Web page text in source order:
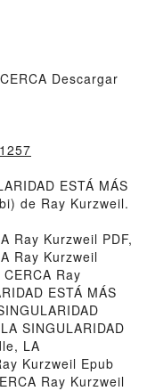
Descargar
ESTÁ MÁS
de Ray Kurzweil.
Ray Kurzweil PDF,
Ray Kurzweil
Ray
ESTÁ MÁS
SINGULARIDAD
LA
Kurzweil Epub
Ray Kurzweil